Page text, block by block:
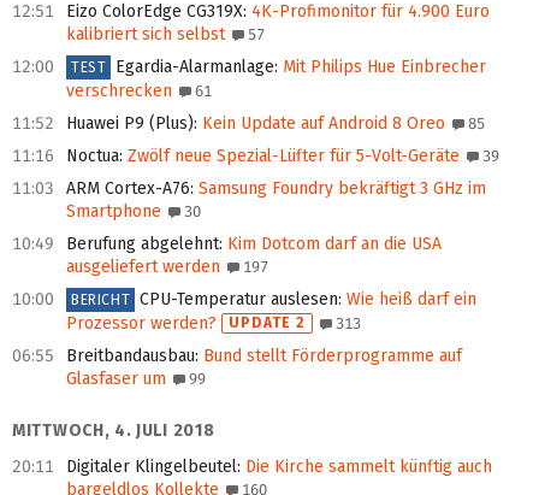
12:51 Eizo ColorEdge CG319X: 4K-Profimonitor für 4.900 Euro
kalibriert sich selbst
57
12:00 TEST Egardia-Alarmanlage: Mit Philips Hue Einbrecher
verschrecken
61
11:52 Huawei P9 (Plus): Kein Update auf Android 8 Oreo 85
11:16 Noctua: Zwölf neue Spezial-Lüfter für 5-Volt-Geräte 39
11:03 ARM Cortex-A76: Samsung Foundry bekräftigt 3 GHz im
Smartphone
30
10:49 Berufung abgelehnt: Kim Dotcom darf an die USA
ausgeliefert werden
197
10:00 BERICHT CPU-Temperatur auslesen: Wie heiß darf ein
Prozessor werden?
UPDATE 2 313
06:55 Breitbandausbau: Bund stellt Förderprogramme auf
Glasfaser um
99
MITTWOCH, 4. JULI 2018
20:11
Digitaler Klingelbeutel: Die Kirche sammelt künftig auch
bargeldlos Kollekte
160